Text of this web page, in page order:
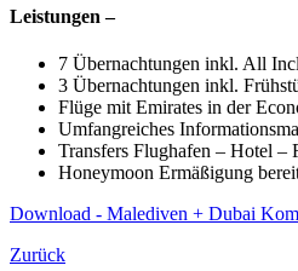
Leistungen –
7 Übernachtungen inkl. All
3 Übernachtungen inkl.
Flüge mit Emirates in der
Umfangreiches
Transfers Flughafen – Hotel –
Honeymoon Ermäßigung
Download - Malediven + Dubai
Zurück